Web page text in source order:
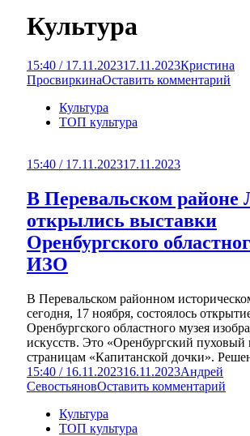
Культура
15:40 / 17.11.202317.11.2023Кристина
ПросвиркинаОставить комментарий
Культура
ТОП культура
15:40 / 17.11.202317.11.2023
В Перевальском
открылись выставки
Оренбургского
ИЗО
В Перевальском районном
сегодня, 17 ноября, состоялось
Оренбургского областного музея
искусств. Это «Оренбургский
страницам «Капитанской дочки».
15:40 / 16.11.202316.11.2023Андрей
СевостьяновОставить комментарий
Культура
ТОП культура